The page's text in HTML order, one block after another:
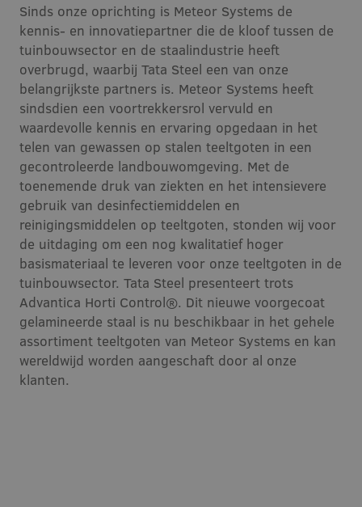
Sinds onze oprichting is Meteor Systems de
kennis- en innovatiepartner die de kloof tussen de
tuinbouwsector en de staalindustrie heeft
overbrugd, waarbij Tata Steel een van onze
belangrijkste partners is. Meteor Systems heeft
sindsdien een voortrekkersrol vervuld en
waardevolle kennis en ervaring opgedaan in het
telen van gewassen op stalen teeltgoten in een
gecontroleerde landbouwomgeving. Met de
toenemende druk van ziekten en het intensievere
gebruik van desinfectiemiddelen en
reinigingsmiddelen op teeltgoten, stonden wij voor
de uitdaging om een nog kwalitatief hoger
basismateriaal te leveren voor onze teeltgoten in de
tuinbouwsector. Tata Steel presenteert trots
Advantica Horti Control®. Dit nieuwe voorgecoat
gelamineerde staal is nu beschikbaar in het gehele
assortiment teeltgoten van Meteor Systems en kan
wereldwijd worden aangeschaft door al onze
klanten.